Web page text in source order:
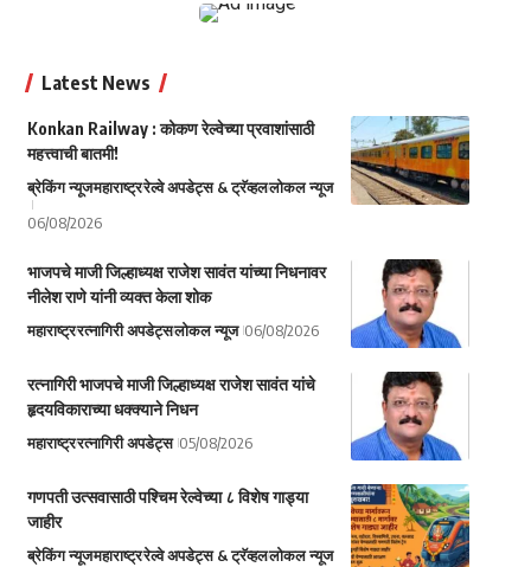
Latest News
Konkan Railway : कोकण रेल्वेच्या प्रवाशांसाठी
महत्त्वाची बातमी!
ब्रेकिंग न्यूजमहाराष्ट्ररेल्वे अपडेट्स & ट्रॅव्हललोकल न्यूज
06/08/2026
भाजपचे माजी जिल्हाध्यक्ष राजेश सावंत यांच्या निधनावर
नीलेश राणे यांनी व्यक्त केला शोक
महाराष्ट्ररत्नागिरी अपडेट्सलोकल न्यूज 06/08/2026
रत्नागिरी भाजपचे माजी जिल्हाध्यक्ष राजेश सावंत यांचे
हृदयविकाराच्या धक्क्याने निधन
महाराष्ट्ररत्नागिरी अपडेट्स 05/08/2026
गणपती उत्सवासाठी पश्चिम रेल्वेच्या ८ विशेष गाड्या
जाहीर
ब्रेकिंग न्यूजमहाराष्ट्ररेल्वे अपडेट्स & ट्रॅव्हललोकल न्यूज